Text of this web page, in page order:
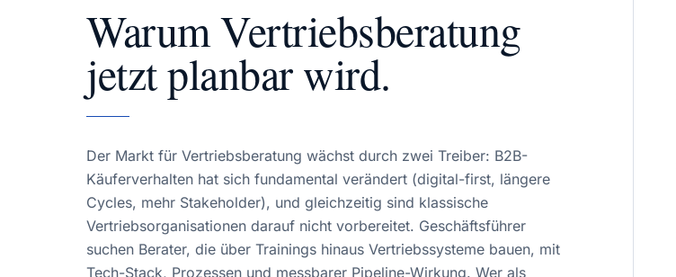
WarumVertriebsberatung
jetzt planbar wird.
Der Markt für Vertriebsberatung wächst durch zwei Treiber: B2B-
Käuferverhalten hat sich fundamental verändert (digital-first, längere
Cycles, mehr Stakeholder), und gleichzeitig sind klassische
Vertriebsorganisationen darauf nicht vorbereitet. Geschäftsführer
suchen Berater, die über Trainings hinaus Vertriebssysteme bauen, mit
Tech-Stack, Prozessen und messbarer Pipeline-Wirkung. Wer als